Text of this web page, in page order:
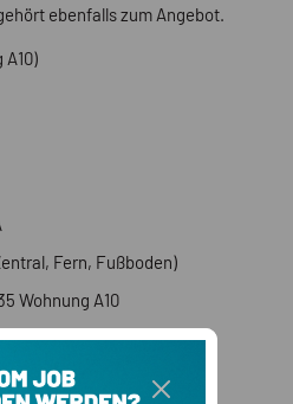
ebenfalls zum Angebot.
Fern, Fußboden)
Wohnung A10